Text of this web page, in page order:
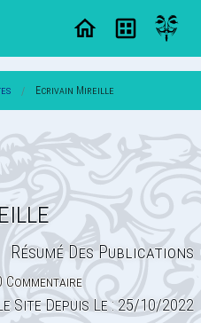
Ecrivain Mireille
Résumé Des Publications
Commentaire
Site Depuis Le : 25/10/2022